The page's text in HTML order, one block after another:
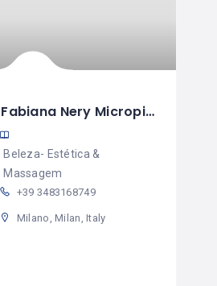
Fabiana Nery Micropigmentação
Beleza- Estética &
Massagem
+39 3483168749
Milano, Milan, Italy